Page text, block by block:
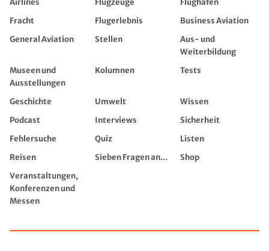
Fracht
Flugerlebnis
Business Aviation
General Aviation
Stellen
Aus- und
Weiterbildung
Museen und
Ausstellungen
Kolumnen Tests
Geschichte Umwelt
Wissen
Podcast
Interviews
Sicherheit
Fehlersuche
Quiz
Listen
Reisen
Sieben Fragen an...
Shop
Veranstaltungen,
Konferenzen und
Messen